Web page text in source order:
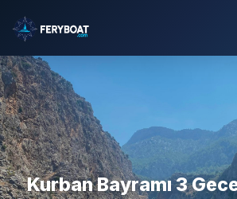
Kurban Bayramı 3